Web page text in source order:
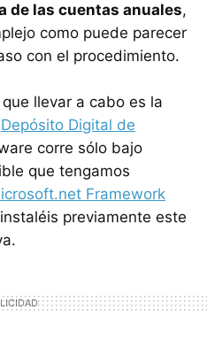
de las cuentas anuales,
como puede parecer
con el procedimiento.
llevar a cabo es la
Depósito Digital de
corre sólo bajo
que tengamos
Framework
previamente este